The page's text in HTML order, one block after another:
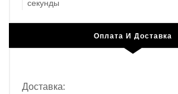
секунды
Оплата И Доставка
Доставка: